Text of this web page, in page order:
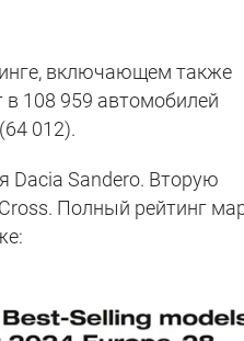
включающем также
в 108 959 автомобилей
012).
Dacia Sandero. Вторую
Полный рейтинг